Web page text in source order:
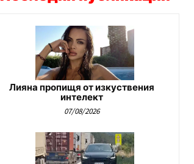
Лияна пропищя от изкуствения
интелект
07/08/2026